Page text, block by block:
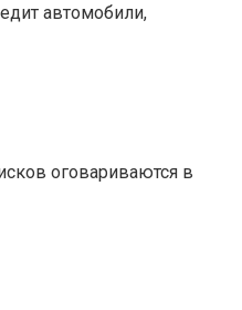
автомобили,
оговариваются в